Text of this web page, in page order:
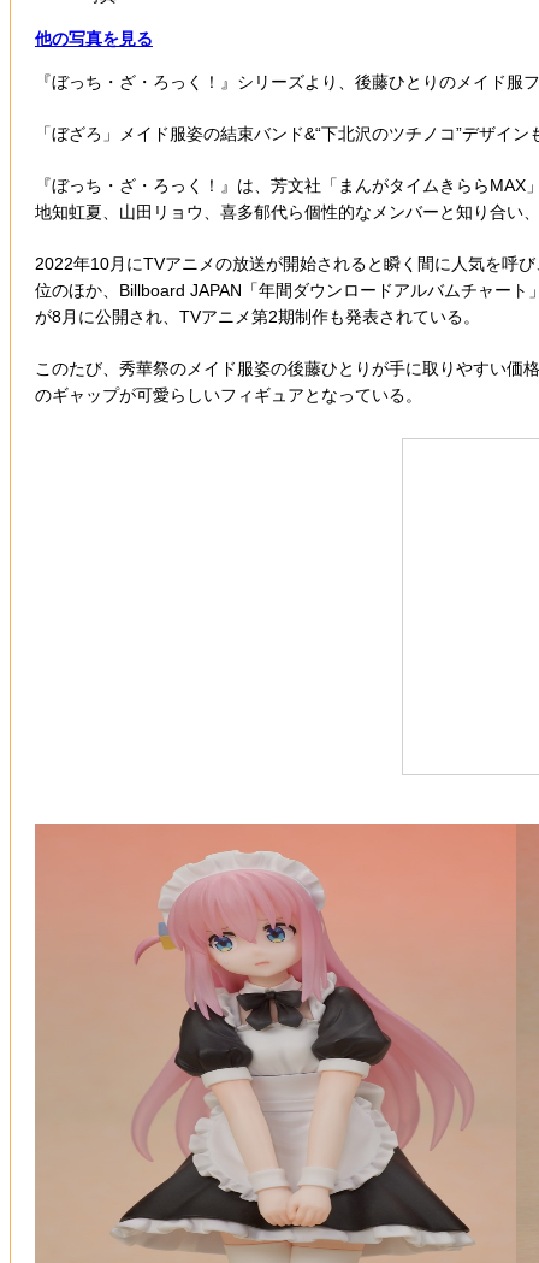
他の写真を見る
『ぼっち・ざ・ろっく！』シリーズより、後藤ひとりのメイド
「ぼざろ」メイド服姿の結束バンド&“下北沢のツチノコ”デザイ
『ぼっち・ざ・ろっく！』は、芳文社「まんがタイムきらら
地知虹夏、山田リョウ、喜多郁代ら個性的なメンバーと知り合い
2022年10月にTVアニメの放送が開始されると瞬く間に人気を呼
位のほか、Billboard JAPAN「年間ダウンロードアルバムチャー
が8月に公開され、TVアニメ第2期制作も発表されている。
このたび、秀華祭のメイド服姿の後藤ひとりが手に取りやすい
のギャップが可愛らしいフィギュアとなっている。